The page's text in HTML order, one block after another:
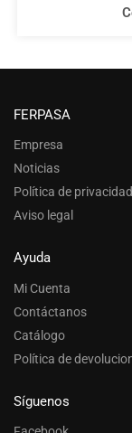
FERPASA
Empresa
Noticias
Política de privacidad
Aviso legal
Ayuda
Mi Cuenta
Contáctanos
Catálogo
Política de
Síguenos